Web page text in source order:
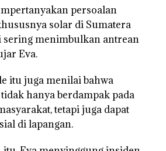
persoalan
solar di Sumatera
sering menimbulkan antrean
Eva.
itu juga menilai bahwa
hanya berdampak pada
tetapi juga dapat
di lapangan.